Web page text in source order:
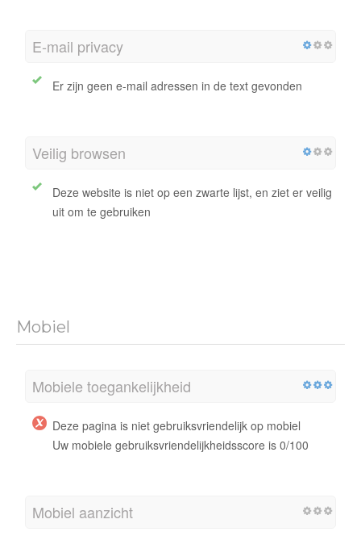
E-mail privacy
Er zijn geen e-mail adressen in de text gevonden
Veilig browsen
Deze website is niet op een zwarte lijst, en ziet er veilig
uit om te gebruiken
Mobiel
Mobiele toegankelijkheid
Deze pagina is niet gebruiksvriendelijk op mobiel
Uw mobiele gebruiksvriendelijkheidsscore is 0/100
Mobiel aanzicht